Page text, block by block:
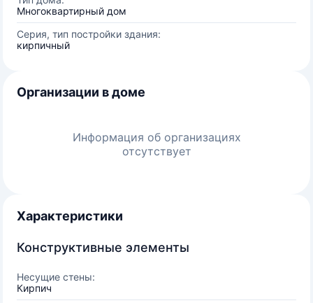
Многоквартирный дом
Серия, тип постройки здания:
кирпичный
Организации в доме
Информация об организациях
отсутствует
Характеристики
Конструктивные элементы
Несущие стены:
Кирпич